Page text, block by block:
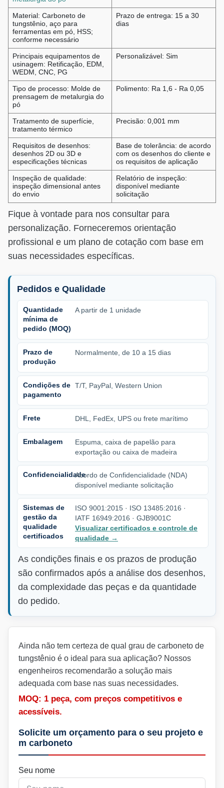
Material: Carboneto de
tungstênio, aço para
ferramentas em pó, HSS;
conforme necessário
Prazo de entrega: 15 a 30
dias
Principais equipamentos de
usinagem: Retificação, EDM,
WEDM, CNC, PG
Personalizável: Sim
Tipo de processo: Molde de
prensagem de metalurgia do
pó
Polimento: Ra 1,6 - Ra 0,05
Tratamento de superfície,
tratamento térmico
Precisão: 0,001 mm
Requisitos de desenhos:
desenhos 2D ou 3D e
especificações técnicas
Base de tolerância: de acordo
com os desenhos do cliente e
os requisitos de aplicação
Inspeção de qualidade:
inspeção dimensional antes
do envio
Relatório de inspeção:
disponível mediante
solicitação
Fique à vontade para nos consultar para
personalização. Forneceremos orientação
profissional e um plano de cotação com base em
suas necessidades específicas.
Pedidos e Qualidade
Quantidade
mínima de
pedido (MOQ)
A partir de 1 unidade
Prazo de
produção
Normalmente, de 10 a 15 dias
Condições de
pagamento
T/T, PayPal, Western Union
Frete DHL, FedEx, UPS ou frete marítimo
Embalagem
Espuma, caixa de papelão para
exportação ou caixa de madeira
ConfidencialidadeAcordo de Confidencialidade (NDA)
disponível mediante solicitação
Sistemas de
gestão da
qualidade
certificados
ISO 9001:2015 · ISO 13485:2016 ·
IATF 16949:2016 · GJB9001C
Visualizar certificados e controle de
qualidade →
As condições finais e os prazos de produção
são confirmados após a análise dos desenhos,
da complexidade das peças e da quantidade
do pedido.
Ainda não tem certeza de qual grau de carboneto de
tungstênio é o ideal para sua aplicação? Nossos
engenheiros recomendarão a solução mais
adequada com base nas suas necessidades.
MOQ: 1 peça, com preços competitivos e
acessíveis.
Solicite um orçamento para o seu projeto e
m carboneto
Seu nome